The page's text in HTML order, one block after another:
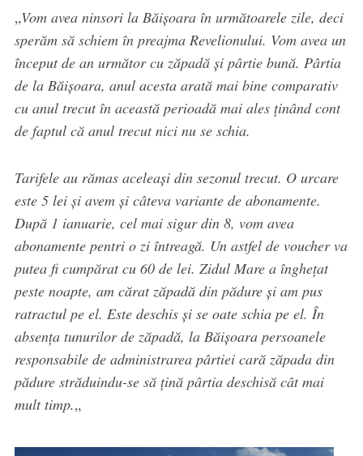
„Vom avea ninsori la Băișoara în următoarele zile, deci
sperăm să schiem în preajma Revelionului. Vom avea un
început de an următor cu zăpadă și pârtie bună. Pârtia
de la Băișoara, anul acesta arată mai bine comparativ
cu anul trecut în această perioadă mai ales ținând cont
de faptul că anul trecut nici nu se schia.
Tarifele au rămas aceleași din sezonul trecut. O urcare
este 5 lei și avem și câteva variante de abonamente.
După 1 ianuarie, cel mai sigur din 8, vom avea
abonamente pentri o zi întreagă. Un astfel de voucher va
putea fi cumpărat cu 60 de lei. Zidul Mare a înghețat
peste noapte, am cărat zăpadă din pădure și am pus
ratractul pe el. Este deschis și se oate schia pe el. În
absența tunurilor de zăpadă, la Băișoara persoanele
responsabile de administrarea pârtiei cară zăpada din
pădure străduindu-se să țină pârtia deschisă cât mai
mult timp.„